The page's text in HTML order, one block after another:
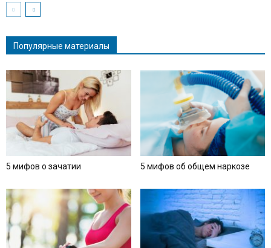
Популярные материалы
5 мифов о зачатии 5 мифов об общем наркозе